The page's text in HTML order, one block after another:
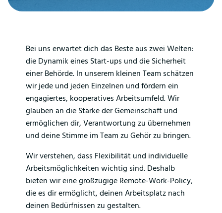
Bei uns erwartet dich das Beste aus zwei Welten:
die Dynamik eines Start-ups und die Sicherheit
einer Behörde. In unserem kleinen Team schätzen
wir jede und jeden Einzelnen und fördern ein
engagiertes, kooperatives Arbeitsumfeld. Wir
glauben an die Stärke der Gemeinschaft und
ermöglichen dir, Verantwortung zu übernehmen
und deine Stimme im Team zu Gehör zu bringen.
Wir verstehen, dass Flexibilität und individuelle
Arbeitsmöglichkeiten wichtig sind. Deshalb
bieten wir eine großzügige Remote-Work-Policy,
die es dir ermöglicht, deinen Arbeitsplatz nach
deinen Bedürfnissen zu gestalten.